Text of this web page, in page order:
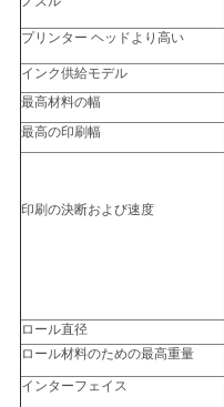
ー
ス
す
て
場
合
プリンター ヘッドより高い
インク供給モデル
最高材料の幅
最高の印刷幅
印刷の決断および速度
ロール直径
ロール材料のための最高重量
インターフェイス